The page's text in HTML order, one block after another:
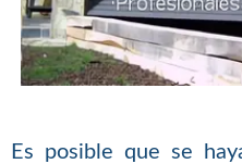
Es posible que se